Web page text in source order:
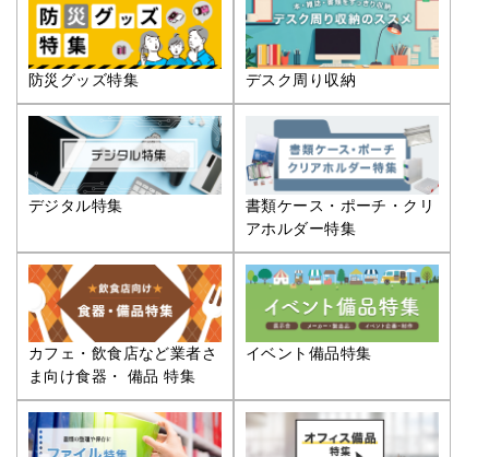
防災グッズ特集 デスク周り収納
デジタル特集
書類ケース・ポーチ・クリ
アホルダー特集
カフェ・飲食店など業者さ
ま向け食器・ 備品 特集
イベント備品特集